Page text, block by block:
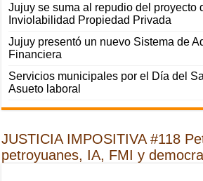
Jujuy se suma al repudio del proyecto
Inviolabilidad Propiedad Privada
Jujuy presentó un nuevo Sistema de
Financiera
Servicios municipales por el Día del
Asueto laboral
JUSTICIA IMPOSITIVA #118
petroyuanes, IA, FMI y